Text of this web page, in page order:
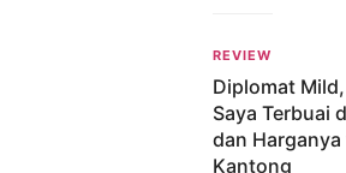
REVIEW
Diplomat
Saya Terbuai
dan Harganya
Kantong